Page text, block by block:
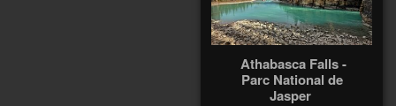
Athabasca Falls -
Parc National de
Jasper